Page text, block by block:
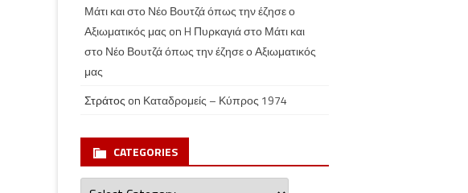
Μάτι και στο Νέο Βουτζά όπως την έζησε ο
Αξιωματικός μας onH Πυρκαγιά στο Μάτι και
στο Νέο Βουτζά όπως την έζησε ο Αξιωματικός
μας
Στράτος on Καταδρομείς – Κύπρος 1974
CATEGORIES
Categories